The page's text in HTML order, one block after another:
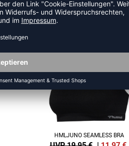
HMLJUNO SEAMLESS BRA